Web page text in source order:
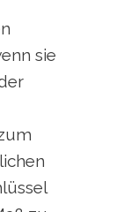
sie